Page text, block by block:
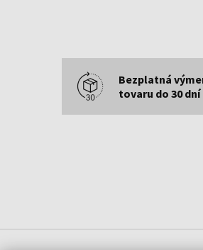
Bezplatná
tovaru do 30 dní